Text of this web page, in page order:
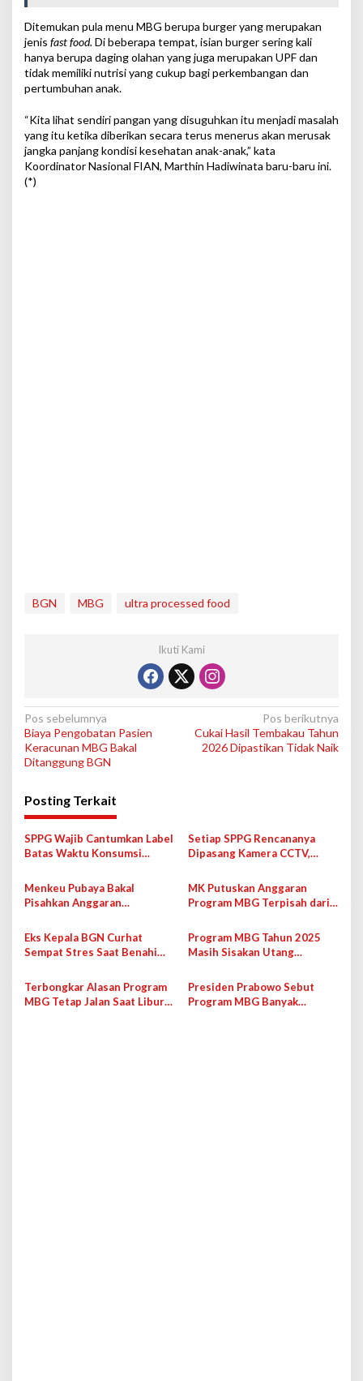
Ditemukan pula menu MBG berupa burger yang merupakan
jenis fast food. Di beberapa tempat, isian burger sering kali
hanya berupa daging olahan yang juga merupakan UPF dan
tidak memiliki nutrisi yang cukup bagi perkembangan dan
pertumbuhan anak.
“Kita lihat sendiri pangan yang disuguhkan itu menjadi masalah
yang itu ketika diberikan secara terus menerus akan merusak
jangka panjang kondisi kesehatan anak-anak,” kata
Koordinator Nasional FIAN, Marthin Hadiwinata baru-baru ini.
(*)
BGN MBG ultra processed food
Ikuti Kami
N
a
v
i
g
a
s
i
p
o
s
Pos sebelumnya
Biaya Pengobatan Pasien
Keracunan MBG Bakal
Ditanggung BGN
Pos berikutnya
Cukai Hasil Tembakau Tahun
2026 Dipastikan Tidak Naik
Posting Terkait
SPPG Wajib Cantumkan Label
Batas Waktu Konsumsi
MBG
Setiap SPPG Rencananya
Dipasang Kamera CCTV,
ke BGN
Menkeu Pubaya Bakal
Pisahkan Anggaran
MBG Mulai 2028
MK Putuskan Anggaran
Program MBG Terpisah dari
Eks Kepala BGN Curhat
Sempat Stres Saat Benahi
Program MBG Tahun 2025
Masih Sisakan Utang
Terbongkar Alasan Program
MBG Tetap Jalan Saat Libur
Presiden Prabowo Sebut
Program MBG Banyak